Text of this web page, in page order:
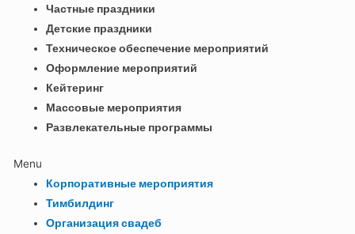
Частные праздники
Детские праздники
Техническое обеспечение мероприятий
Оформление мероприятий
Кейтеринг
Массовые мероприятия
Развлекательные программы
Menu
Корпоративные мероприятия
Тимбилдинг
Организация свадеб